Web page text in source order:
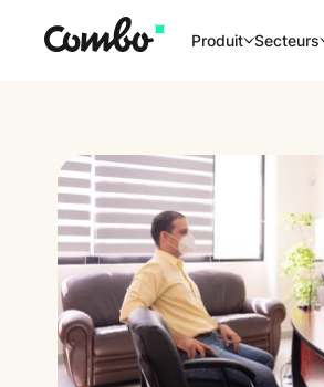
Produit Secteurs